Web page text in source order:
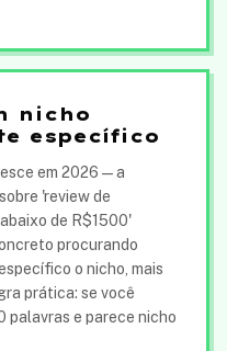
nicho
específico
em 2026 — a
'review de
de R$1500'
procurando
o nicho, mais
prática: se você
palavras e parece nicho